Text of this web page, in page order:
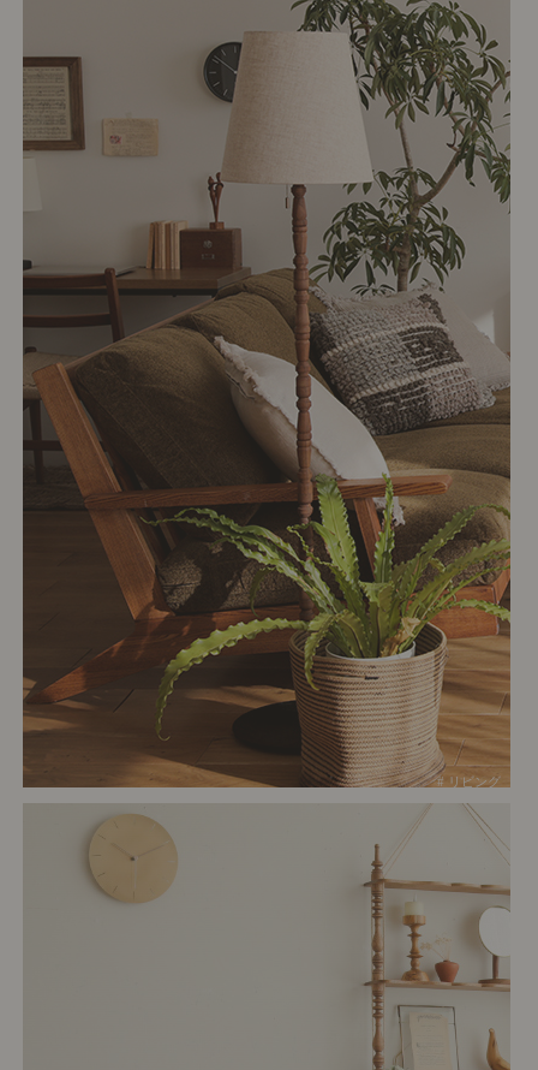
# リビング